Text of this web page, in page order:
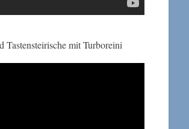
Tastensteirische mit Turboreini